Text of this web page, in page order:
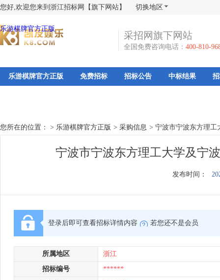
您好,欢迎您来到浙江招标网【旗下网站】 切换地区
乐游棋牌官方正版
采招网旗下网站
全国免费咨询电话： 400-810-
乐游棋牌官方正版 免费招标 招标公告 中标结果
您所在的位置： > 乐游棋牌官方正版 > 采购信息 > 宁波市宁波东方理工
宁波市宁波东方理工大学及宁
发布时间：
登录后即可查看招标详情内容 若您还不是会员
所属地区 浙江
招标编号 ******